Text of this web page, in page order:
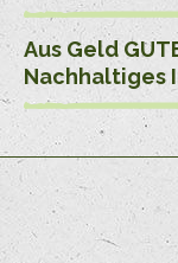
Aus Geld
Nachhaltiges